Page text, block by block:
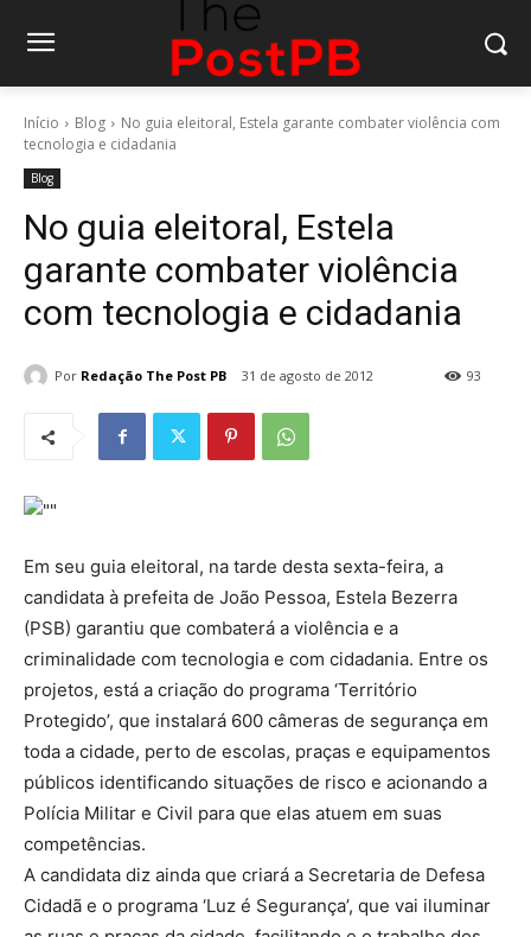
Início Blog
No guia eleitoral, Estela garante combater violência com
tecnologia e cidadania
Blog
No guia eleitoral, Estela
garante combater violência
com tecnologia e cidadania
Por Redação The Post PB 31 de agosto de 2012 93
Em seu guia eleitoral, na tarde desta sexta-feira, a
candidata à prefeita de João Pessoa, Estela Bezerra
(PSB) garantiu que combaterá a violência e a
criminalidade com tecnologia e com cidadania. Entre os
projetos, está a criação do programa ‘Território
Protegido’, que instalará 600 câmeras de segurança em
toda a cidade, perto de escolas, praças e equipamentos
públicos identificando situações de risco e acionando a
Polícia Militar e Civil para que elas atuem em suas
competências.
A candidata diz ainda que criará a Secretaria de Defesa
Cidadã e o programa ‘Luz é Segurança’, que vai iluminar